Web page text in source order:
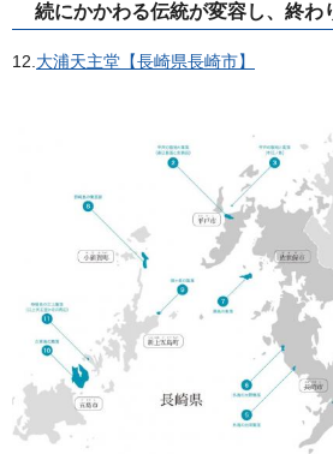
続にかかわる伝統が変容し、終わ
12. 大浦天主堂【長崎県長崎市】